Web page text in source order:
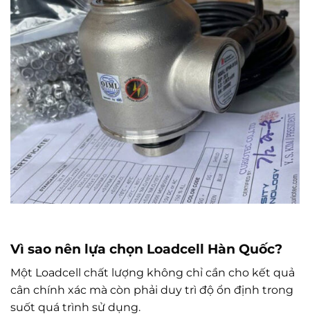
Vì sao nên lựa chọn Loadcell Hàn Quốc?
Một Loadcell chất lượng không chỉ cần cho kết quả
cân chính xác mà còn phải duy trì độ ổn định trong
suốt quá trình sử dụng.